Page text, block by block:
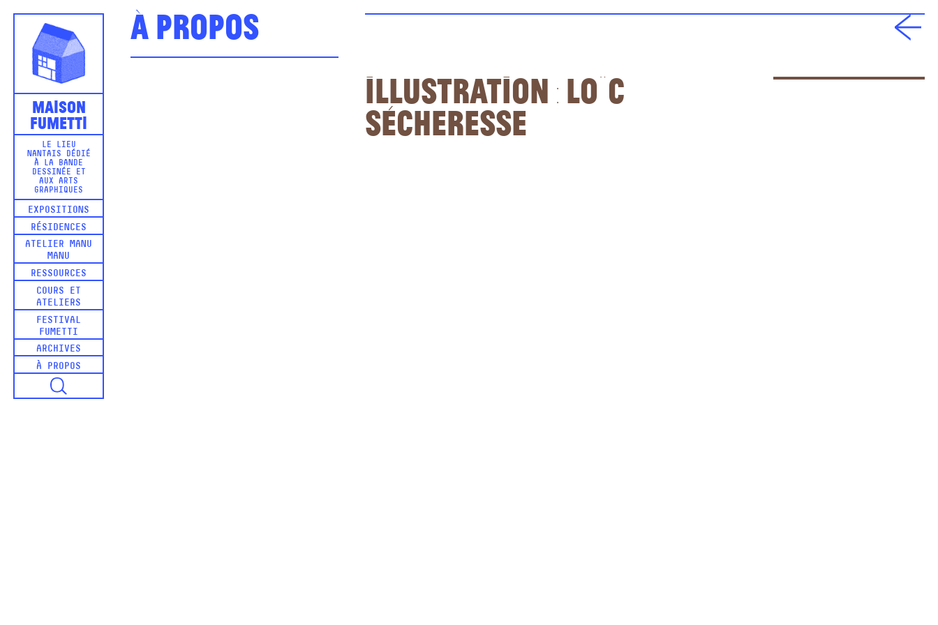
Maison
Fumetti
LE LIEU
NANTAIS DÉDIÉ
À LA BANDE
DESSINÉE ET
AUX ARTS
GRAPHIQUES
EXPOSITIONS
RÉSIDENCES
ATELIER MANU
MANU
RESSOURCES
COURS ET
ATELIERS
FESTIVAL
FUMETTI
ARCHIVES
À PROPOS
À propos
Illustration : Loïc
Sécheresse